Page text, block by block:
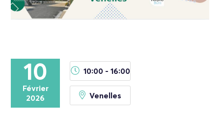
10
Février
2026
10:00 - 16:00
Venelles